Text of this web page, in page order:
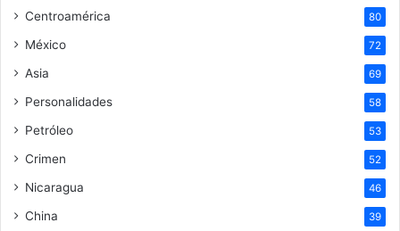
Centroamérica 80
México 72
Asia 69
Personalidades 58
Petróleo 53
Crimen 52
Nicaragua 46
China 39